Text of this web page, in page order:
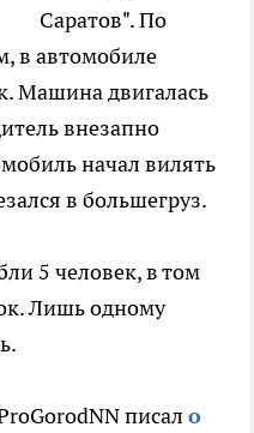
Саратов". По
в автомобиле
Машина двигалась
внезапно
начал вилять
в большегруз.
5 человек, в том
Лишь одному
писал о